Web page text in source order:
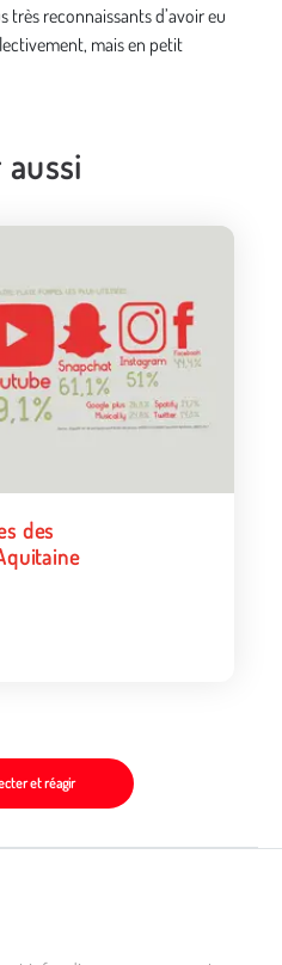
très reconnaissants d’avoir eu
mais en petit
aussi
des
et réagir